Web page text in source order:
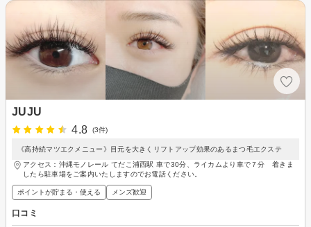
JUJU
4.8
(3件)
《高持続マツエクメニュー》目元を大きくリフトアップ効果のあるまつ毛エクステ
アクセス：沖縄モノレール てだこ浦西駅 車で30分、ライカムより車で７分 着きま
したら駐車場をご案内いたしますのでお電話ください。
ポイントが貯まる・使える メンズ歓迎
口コミ